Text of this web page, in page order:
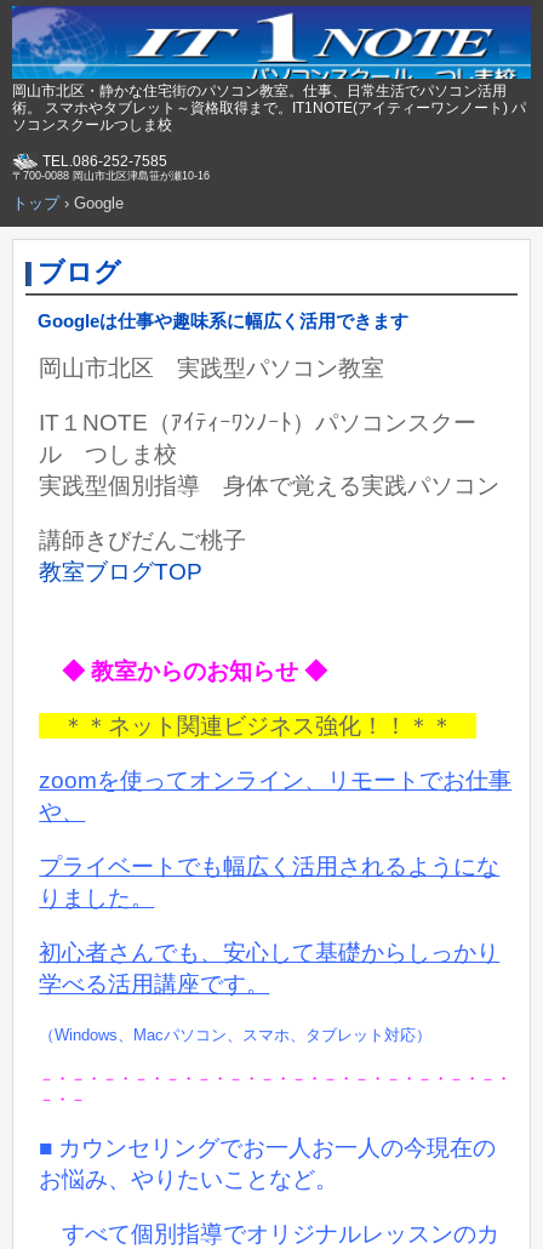
岡山市北区・静かな住宅街のパソコン教室。仕事、日常生活でパソコン活用
術。 スマホやタブレット～資格取得まで。IT1NOTE(アイティーワンノート) パ
ソコンスクールつしま校
TEL.086-252-7585
〒700-0088 岡山市北区津島笹が瀬10-16
トップ› Google
ブログ
Googleは仕事や趣味系に幅広く活用できます
岡山市北区 実践型パソコン教室
IT１NOTE（ｱｲﾃｨｰﾜﾝﾉｰﾄ）パソコンスクー
ル つしま校
実践型個別指導 身体で覚える実践パソコン
講師きびだんご桃子
教室ブログTOP
◆ 教室からのお知らせ ◆
＊＊ネット関連ビジネス強化！！＊＊
zoomを使ってオンライン、リモートでお仕事
や、
プライベートでも幅広く活用されるようにな
りました。
初心者さんでも、安心して基礎からしっかり
学べる活用講座です。
（Windows、Macパソコン、スマホ、タブレット対応）
－・－・－・－・－・－・－・－・－・－・－・－・－・－・－・
－・－
■ カウンセリングでお一人お一人の今現在の
お悩み、やりたいことなど。
すべて個別指導でオリジナルレッスンのカ